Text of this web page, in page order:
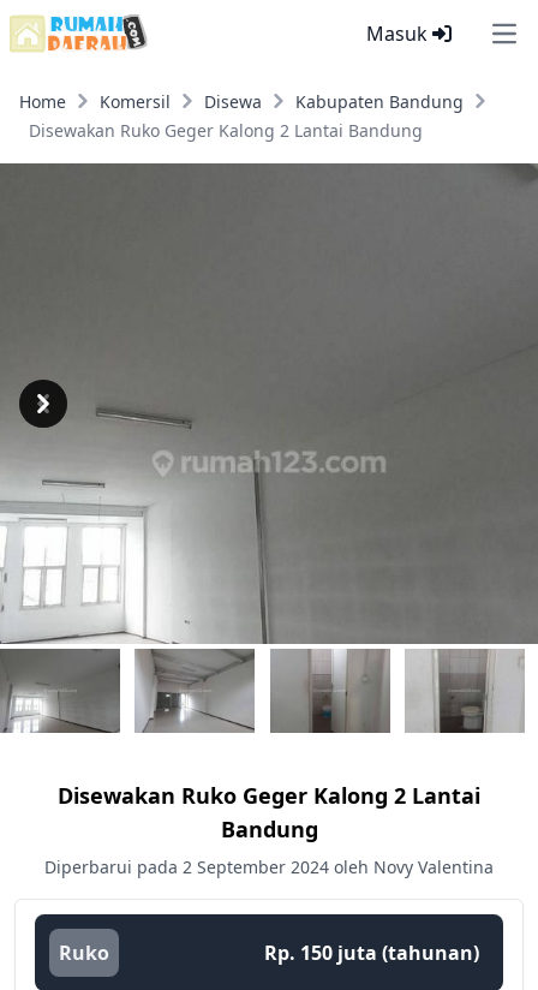
Masuk
Home Komersil Disewa
Kabupaten Bandung
Disewakan Ruko Geger Kalong 2 Lantai Bandung
Previous
Next
Disewakan Ruko Geger Kalong 2 Lantai
Bandung
Diperbarui pada 2 September 2024 oleh Novy Valentina
Ruko Rp. 150 juta (tahunan)